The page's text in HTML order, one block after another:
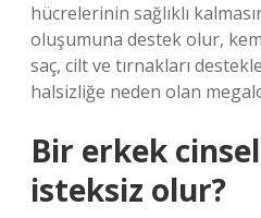
hücrelerinin sağlıklı
oluşumuna destek olur,
saç, cilt ve tırnakları
halsizliğe neden olan
Bir erkek
isteksiz olur?